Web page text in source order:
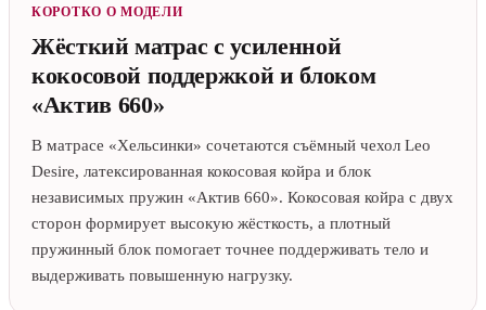
КОРОТКО О МОДЕЛИ
Жёсткий матрас с усиленной
кокосовой поддержкой и блоком
«Актив 660»
В матрасе «Хельсинки» сочетаются съёмный чехол Leo
Desire, латексированная кокосовая койра и блок
независимых пружин «Актив 660». Кокосовая койра с двух
сторон формирует высокую жёсткость, а плотный
пружинный блок помогает точнее поддерживать тело и
выдерживать повышенную нагрузку.